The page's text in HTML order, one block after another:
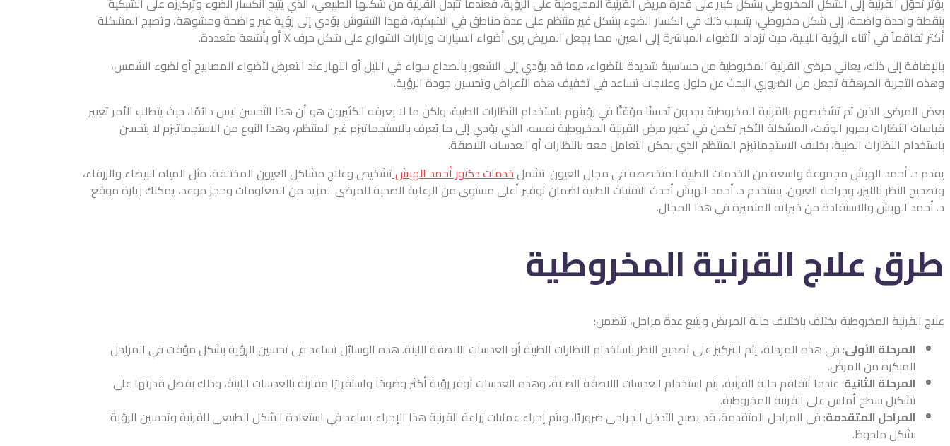
بنقطة واحدة واضحة، إلى شكل مخروطي، يتسبب ذلك في انكسار الضوء بشكل غير منتظم على عدة مناطق في الشبكية، فهذا التشوش يؤدي إلى رؤية غير واضحة ومشوهة، وتصبح المشكلة
أكثر تفاقماً في أثناء الرؤية الليلية، حيث تزداد الأضواء المباشرة إلى العين، مما يجعل المريض يرى أضواء السيارات وإنارات الشوارع على شكل حرف X أو بأشعة متعددة.
بالإضافة إلى ذلك، يعاني مرضى القرنية المخروطية من حساسية شديدة للأضواء، مما قد يؤدي إلى الشعور بالصداع سواء في الليل أو النهار عند التعرض لأضواء المصابيح أو لضوء الشمس،
وهذه التجربة المرهقة تجعل من الضروري البحث عن حلول وعلاجات تساعد في تخفيف هذه الأعراض وتحسين جودة الرؤية.
بعض المرضى الذين تم تشخيصهم بالقرنية المخروطية يجدون تحسنًا مؤقتًا في رؤيتهم باستخدام النظارات الطبية، ولكن ما لا يعرفه الكثيرون هو أن هذا التحسن ليس دائمًا، حيث يتطلب الأمر تغيير
قياسات النظارات بمرور الوقت، المشكلة الأكبر تكمن في تطور مرض القرنية المخروطية نفسه، الذي يؤدي إلى ما يُعرف بالاستجماتيزم غير المنتظم، وهذا النوع من الاستجماتيزم لا يتحسن
باستخدام النظارات الطبية، بخلاف الاستجماتيزم المنتظم الذي يمكن التعامل معه بالنظارات أو العدسات اللاصقة.
يقدم د. أحمد الهبش مجموعة واسعة من الخدمات الطبية المتخصصة في مجال العيون. تشملخدمات دكتور أحمد الهبشتشخيص وعلاج مشاكل العيون المختلفة، مثل المياه البيضاء والزرقاء،
وتصحيح النظر بالليزر، وجراحة العيون. يستخدم د. أحمد الهبش أحدث التقنيات الطبية لضمان توفير أعلى مستوى من الرعاية الصحية للمرضى. لمزيد من المعلومات وحجز موعد، يمكنك زيارة موقع
د. أحمد الهبش والاستفادة من خبراته المتميزة في هذا المجال.
طرق علاج القرنية المخروطية
علاج القرنية المخروطية يختلف باختلاف حالة المريض ويتبع عدة مراحل، تتضمن:
المرحلة الأولى: في هذه المرحلة، يتم التركيز على تصحيح النظر باستخدام النظارات الطبية أو العدسات اللاصقة اللينة. هذه الوسائل تساعد في تحسين الرؤية بشكل مؤقت في المراحل
المبكرة من المرض.
المرحلة الثانية: عندما تتفاقم حالة القرنية، يتم استخدام العدسات اللاصقة الصلبة، وهذه العدسات توفر رؤية أكثر وضوحًا واستقرارًا مقارنة بالعدسات اللينة، وذلك بفضل قدرتها على
تشكيل سطح أملس على القرنية المخروطية.
المراحل المتقدمة: في المراحل المتقدمة، قد يصبح التدخل الجراحي ضروريًا، ويتم إجراء عمليات زراعة القرنية هذا الإجراء يساعد في استعادة الشكل الطبيعي للقرنية وتحسين الرؤية
بشكل ملحوظ.